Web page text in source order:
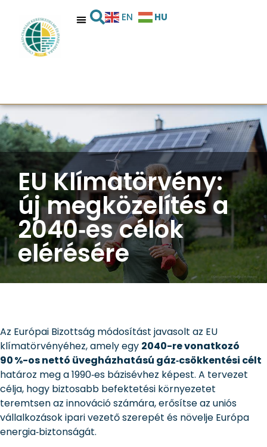
EN HU
EU Klímatörvény:
új megközelítés a
2040‑es célok
elérésére
Az Európai Bizottság módosítást javasolt az EU
klímatörvényéhez, amely egy 2040-re vonatkozó
90 %-os nettó üvegházhatású gáz‑csökkentési célt
határoz meg a 1990‑es bázisévhez képest. A tervezet
célja, hogy biztosabb befektetési környezetet
teremtsen az innováció számára, erősítse az uniós
vállalkozások ipari vezető szerepét és növelje Európa
energia‑biztonságát.